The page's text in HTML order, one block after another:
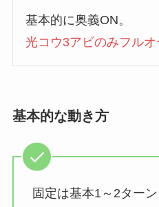
基本的に奥義ON。
光コウ3アビのみフルオ
基本的な動き方
固定は基本1～2ターン